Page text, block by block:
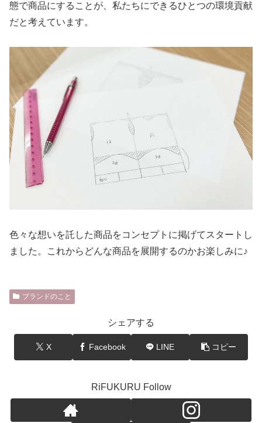
態で商品にすることが、私たちにできるひとつの環境貢献
だと考えています。
色々な想いを託した商品をコンセプトに掲げてスタートし
ました。これからどんな商品を展開するのかお楽しみに♪
ブランドのこと
シェアする
X Facebook LINE コピー
RiFUKURU Follow